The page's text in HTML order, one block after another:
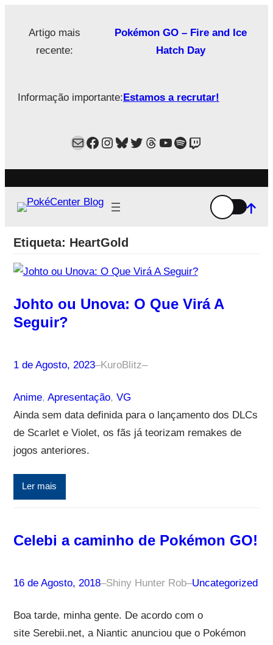
Artigo mais
recente:
Pokémon GO – Fire and Ice
Hatch Day
Informação importante:Estamos a recrutar!
MailFacebook
Instagram
Bluesky
Twitter
Estamos no Threads!
YouTube
Spotify
Twitch
Etiqueta: HeartGold
Johto ou Unova: O Que Virá A
Seguir?
1 de Agosto, 2023–KuroBlitz–
Anime, Apresentação, VG
Ainda sem data definida para o lançamento dos DLCs
de Scarlet e Violet, os fãs já teorizam remakes de
jogos anteriores.
Ler mais
Celebi a caminho de Pokémon GO!
16 de Agosto, 2018–Shiny Hunter Rob–Uncategorized
Boa tarde, minha gente. De acordo com o
site Serebii.net, a Niantic anunciou que o Pokémon